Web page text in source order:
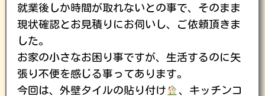
就業後しか時間が取れないとの事で、そのまま
現状確認とお見積りにお伺いし、ご依頼頂きま
した。
お家の小さなお困り事ですが、生活するのに矢
張り不便を感じる事ってあります。
今回は、外壁タイルの貼り付け
、キッチンコ